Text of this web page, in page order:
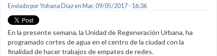
Enviado porYohana Diazen Mar, 09/05/2017 - 16:36
En la presente semana, la Unidad de Regeneración Urbana, ha
programado cortes de agua en el centro de la ciudad con la
finalidad de hacer trabajos de empates de redes.